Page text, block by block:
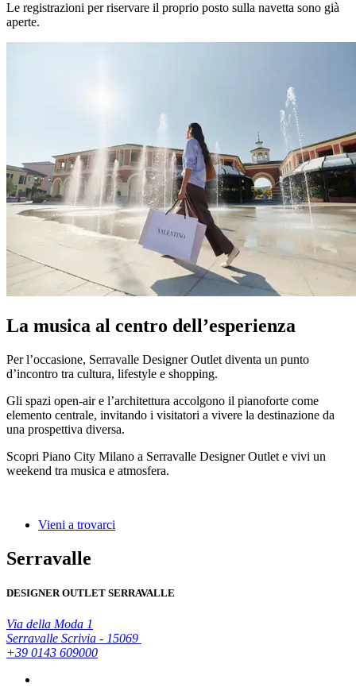
Le registrazioni per riservare il proprio posto sulla navetta sono già
aperte.
La musica al centro dell’esperienza
Per l’occasione, Serravalle Designer Outlet diventa un punto
d’incontro tra cultura, lifestyle e shopping.
Gli spazi open-air e l’architettura accolgono il pianoforte come
elemento centrale, invitando i visitatori a vivere la destinazione da
una prospettiva diversa.
Scopri Piano City Milano a Serravalle Designer Outlet e vivi un
weekend tra musica e atmosfera.
Vieni a trovarci
Serravalle
DESIGNER OUTLET SERRAVALLE
Via della Moda 1
Serravalle Scrivia - 15069
+39 0143 609000